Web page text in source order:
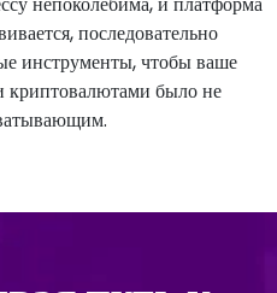
последовательно
инструменты, чтобы ваше
криптовалютами было не